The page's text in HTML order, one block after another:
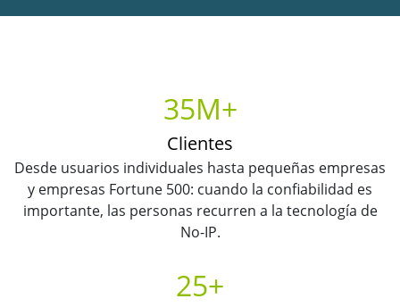
35M+
Clientes
Desde usuarios individuales hasta pequeñas empresas
y empresas Fortune 500: cuando la confiabilidad es
importante, las personas recurren a la tecnología de
No-IP.
25+